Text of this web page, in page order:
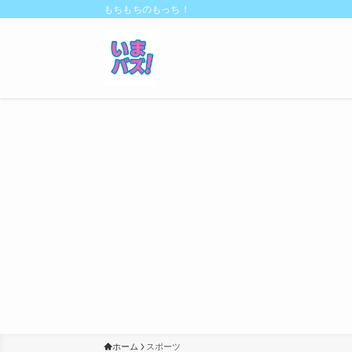
もちもちのもっち！
ホーム スポーツ